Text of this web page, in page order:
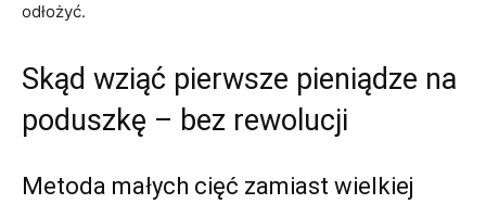
odłożyć.
Skąd wziąć pierwsze pieniądze na
poduszkę – bez rewolucji
Metoda małych cięć zamiast wielkiej